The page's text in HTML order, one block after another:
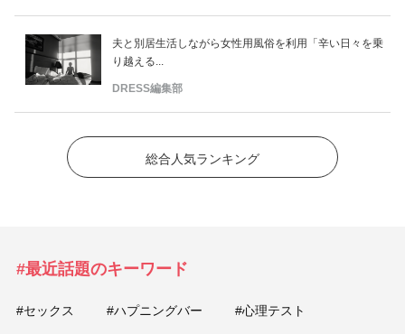
夫と別居生活しながら女性用風俗を利用「辛い日々を乗
り越える...
DRESS編集部
総合人気ランキング
#最近話題のキーワード
#セックス #ハプニングバー #心理テスト